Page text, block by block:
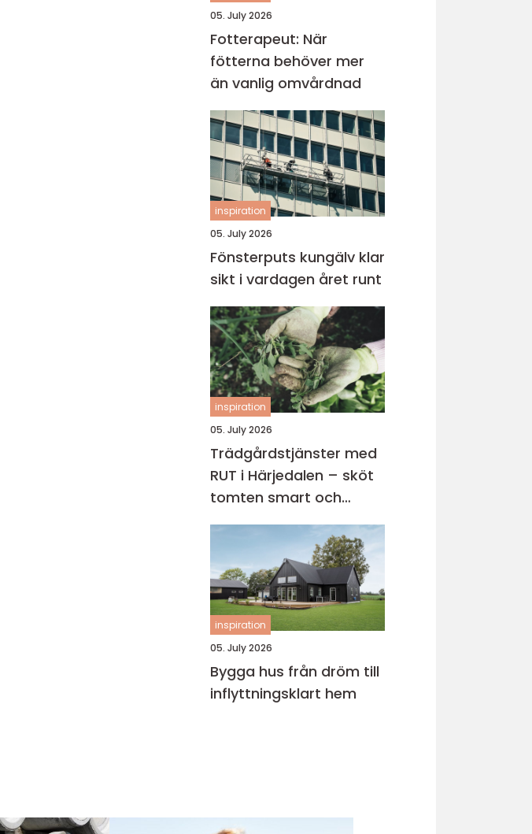
05. July 2026
Fotterapeut: När
fötterna behöver mer
än vanlig omvårdnad
inspiration
05. July 2026
Fönsterputs kungälv klar
sikt i vardagen året runt
inspiration
05. July 2026
Trädgårdstjänster med
RUT i Härjedalen – sköt
tomten smart och
tryggt
inspiration
05. July 2026
Bygga hus från dröm till
inflyttningsklart hem